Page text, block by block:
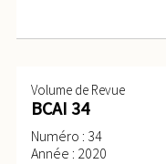
Volume de Revue
BCAI 34
Numéro : 34
Année : 2020